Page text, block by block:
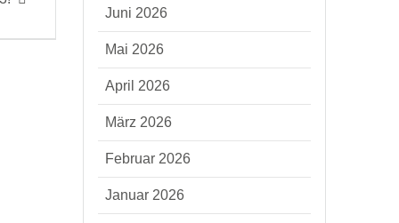
Juni 2026
Mai 2026
April 2026
März 2026
Februar 2026
Januar 2026